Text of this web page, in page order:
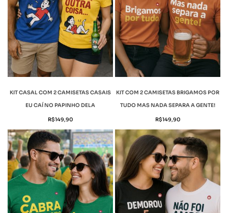
KIT CASAL COM 2 CAMISETAS CASAIS
EU CAÍ NO PAPINHO DELA
R$149,90
KIT COM 2 CAMISETAS BRIGAMOS POR
TUDO MAS NADA SEPARA A GENTE!
R$149,90